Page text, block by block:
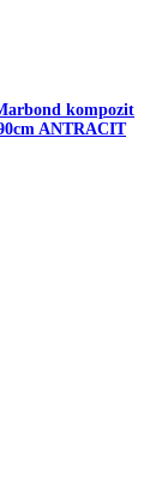
kompozit
ANTRACIT